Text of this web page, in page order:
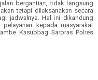
bergantian, tidak langsung
tetapi dilaksanakan secara
jadwalnya. Hal ini dikandung
kepada masyarakat
Kasubbag Sarpras Polres